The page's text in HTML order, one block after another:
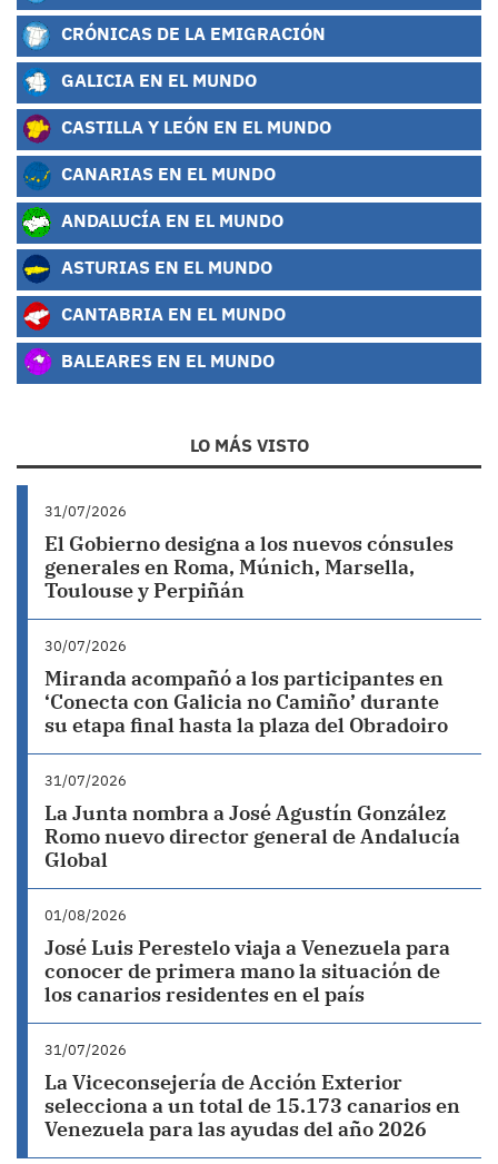
CRÓNICAS DE LA EMIGRACIÓN
GALICIA EN EL MUNDO
CASTILLA Y LEÓN EN EL MUNDO
CANARIAS EN EL MUNDO
ANDALUCÍA EN EL MUNDO
ASTURIAS EN EL MUNDO
CANTABRIA EN EL MUNDO
BALEARES EN EL MUNDO
LO MÁS VISTO
31/07/2026
El Gobierno designa a los nuevos cónsules
generales en Roma, Múnich, Marsella,
Toulouse y Perpiñán
30/07/2026
Miranda acompañó a los participantes en
‘Conecta con Galicia no Camiño’ durante
su etapa final hasta la plaza del Obradoiro
31/07/2026
La Junta nombra a José Agustín González
Romo nuevo director general de Andalucía
Global
01/08/2026
José Luis Perestelo viaja a Venezuela para
conocer de primera mano la situación de
los canarios residentes en el país
31/07/2026
La Viceconsejería de Acción Exterior
selecciona a un total de 15.173 canarios en
Venezuela para las ayudas del año 2026